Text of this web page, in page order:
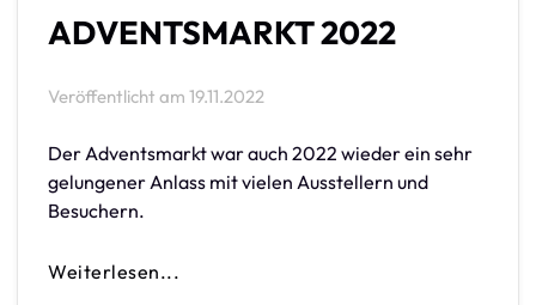
ADVENTSMARKT 2022
Veröffentlicht am 19.11.2022
Der Adventsmarkt war auch 2022 wieder ein sehr
gelungener Anlass mit vielen Ausstellern und
Besuchern.
Weiterlesen...